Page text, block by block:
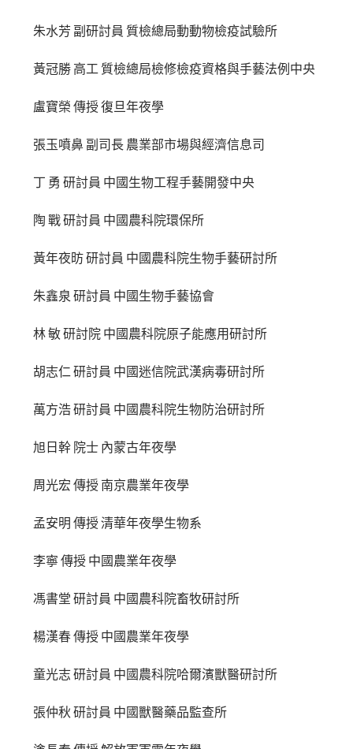
朱水芳 副研討員 質檢總局動動物檢疫試驗所
黃冠勝 高工 質檢總局檢修檢疫資格與手藝法例中央
盧寶榮 傳授 復旦年夜學
張玉噴鼻 副司長 農業部市場與經濟信息司
丁 勇 研討員 中國生物工程手藝開發中央
陶 戰 研討員 中國農科院環保所
黃年夜昉 研討員 中國農科院生物手藝研討所
朱鑫泉 研討員 中國生物手藝協會
林 敏 研討院 中國農科院原子能應用研討所
胡志仁 研討員 中國迷信院武漢病毒研討所
萬方浩 研討員 中國農科院生物防治研討所
旭日幹 院士 內蒙古年夜學
周光宏 傳授 南京農業年夜學
孟安明 傳授 清華年夜學生物系
李寧 傳授 中國農業年夜學
馮書堂 研討員 中國農科院畜牧研討所
楊漢春 傳授 中國農業年夜學
童光志 研討員 中國農科院哈爾濱獸醫研討所
張仲秋 研討員 中國獸醫藥品監查所